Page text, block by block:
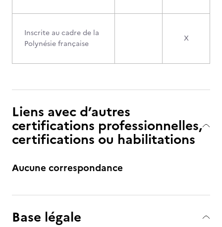
Inscrite au cadre de la
Polynésie française
X
Liens avec d’autres
certifications professionnelles,
certifications ou habilitations
Aucune correspondance
Base légale